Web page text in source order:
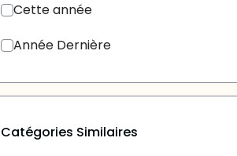
Cette année
Année Dernière
Catégories Similaires